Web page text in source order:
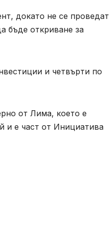
докато не се проведат
бъде откриване за
и четвърти по
от Лима, което е
и е част от Инициатива